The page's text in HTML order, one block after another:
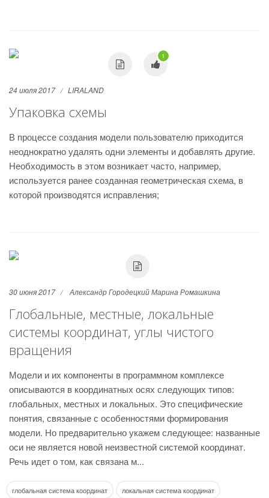
1
24 июля 2017 LIRALAND
Упаковка схемы
В процессе создания модели пользователю приходится
неоднократно удалять одни элементы и добавлять другие.
Необходимость в этом возникает часто, например,
используется ранее созданная геометрическая схема, в
которой производятся исправления;
30 июня 2017 Александр ГородецкийМарина Ромашкина
Глобальные, местные, локальные
системы координат, углы чистого
вращения
Модели и их компоненты в программном комплексе
описываются в координатных осях следующих типов:
глобальных, местных и локальных. Это специфические
понятия, связанные с особенностями формирования
модели. Но предварительно укажем следующее: названные
оси не является новой неизвестной системой координат.
Речь идет о том, как связана м...
глобальная система координат
локальная система координат